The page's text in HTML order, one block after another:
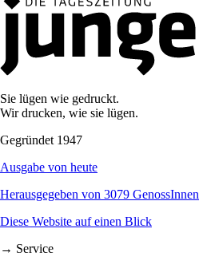
Sie lügen wie gedruckt.
Wir drucken, wie sie lügen.
Gegründet 1947
Ausgabe von heute
Herausgegeben von 3079 GenossInnen
Diese Website auf einen Blick
→ Service